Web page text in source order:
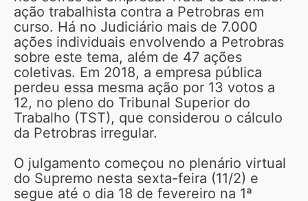
ação trabalhista contra a Petrobras em
curso. Há no Judiciário mais de 7.000
ações individuais envolvendo a Petrobras
sobre este tema, além de 47 ações
coletivas. Em 2018, a empresa pública
perdeu essa mesma ação por 13 votos a
12, no pleno do Tribunal Superior do
Trabalho (TST), que considerou o cálculo
da Petrobras irregular.
O julgamento começou no plenário virtual
do Supremo nesta sexta-feira (11/2) e
segue até o dia 18 de fevereiro na 1ª